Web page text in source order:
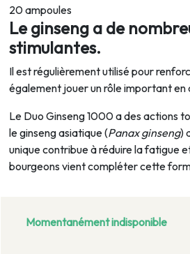
20 ampoules
Le ginseng a de
stimulantes.
Il est régulièrement utilisé pour
également jouer un rôle important
Le Duo Ginseng 1000 a des actions
le ginseng asiatique (Panax ginseng)
unique contribue à réduire la fatigue
bourgeons vient compléter cette
Momentanément indisponible